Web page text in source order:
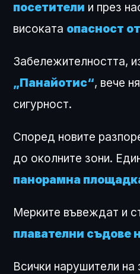
посетители и през
високата опасност
Забележителността,
„Панайотис“, вече
сигурност.
Според новите
до околните зони.
панорамна
Мерките въвеждат и
плавателни съдове
Всички нарушители